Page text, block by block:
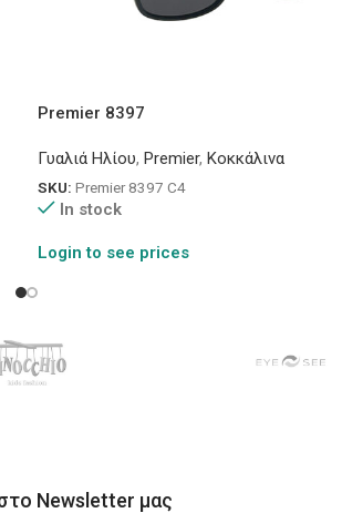
Premier 8397
Γυαλιά Ηλίου, Premier, Κοκκάλινα
SKU: Premier 8397 C4
In stock
Login to see prices
Newsletter μας